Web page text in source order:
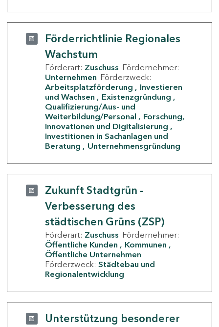
Förderrichtlinie Regionales
Wachstum
Förderart: Zuschuss Fördernehmer:
Unternehmen Förderzweck:
Arbeitsplatzförderung
Investieren
und Wachsen
Existenzgründung
Qualifizierung/Aus- und
Weiterbildung/Personal
Forschung,
Innovationen und Digitalisierung
Investitionen in Sachanlagen und
Beratung
Unternehmensgründung
Zukunft Stadtgrün -
Verbesserung des
städtischen Grüns (ZSP)
Förderart: Zuschuss Fördernehmer:
Öffentliche Kunden
Kommunen
Öffentliche Unternehmen
Förderzweck: Städtebau und
Regionalentwicklung
Unterstützung besonderer